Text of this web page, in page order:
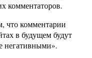
комментаторов.
что комментарии
в будущем будут
негативными».